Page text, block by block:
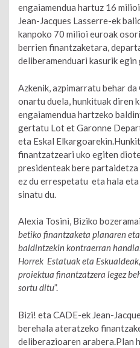
engaiamendua hartuz 16
Jean-Jacques Lasserre-ek
kanpoko 70 milioi euroak
berrien finantzaketara,
deliberamenduari kasurik egin
Azkenik, azpimarratu behar
onartu duela, hunkituak diren
engaiamendua hartzeko
gertatu Lot et Garonne
eta Eskal
finantzatzeari uko egiten
presidenteak bere
ez du errespetatu eta hala
sinatu du.
Alexia Tosini, Biziko
betiko finantzaketa planaren
baldintzekin kontraerran
Horrek Estatuak eta
proiektua finantzatzera legez
sortu ditu”.
Bizi! eta CADE-ek Jean-
berehala ateratzeko
deliberazioaren arabera.Plan